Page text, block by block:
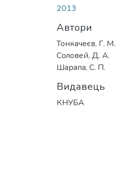
2013
Автори
Тонкачеєв, Г. М.
Соловей, Д. А.
Шарапа, С. П.
Видавець
КНУБА